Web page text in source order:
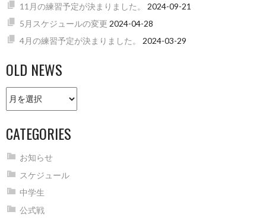
11月の練習予定が決まりました。
2024-09-21
5月スケジュールの変更 2024-04-28
4月の練習予定が決まりました。
2024-03-29
OLD NEWS
Old
news
CATEGORIES
お知らせ
スケジュール
中学生
公式戦